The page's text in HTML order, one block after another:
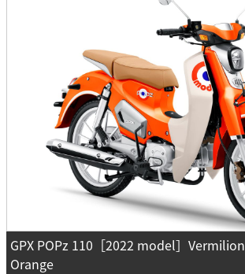
GPX POPz 110［2022 model］Vermilion
Orange